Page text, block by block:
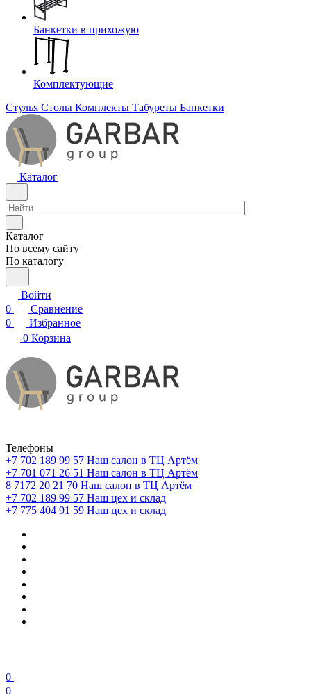
Банкетки в прихожую
Комплектующие
Стулья Столы Комплекты Табуреты Банкетки
Каталог
Каталог
По всему сайту
По каталогу
Войти
0
Сравнение
0
Избранное
0 Корзина
Телефоны
+7 702 189 99 57 Наш салон в ТЦ Артём
+7 701 071 26 51 Наш салон в ТЦ Артём
8 7172 20 21 70 Наш салон в ТЦ Артём
+7 702 189 99 57 Наш цех и склад
+7 775 404 91 59 Наш цех и склад
0
0